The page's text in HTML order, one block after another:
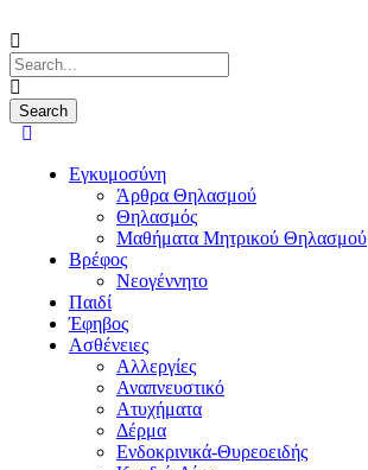
Εγκυμοσύνη
Άρθρα Θηλασμού
Θηλασμός
Μαθήματα Μητρικού Θηλασμού
Βρέφος
Νεογέννητο
Παιδί
Έφηβος
Ασθένειες
Αλλεργίες
Αναπνευστικό
Ατυχήματα
Δέρμα
Ενδοκρινικά-Θυρεοειδής